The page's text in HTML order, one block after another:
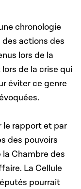
chronologie
des actions des
lors de la
de la crise qui
éviter ce genre
le rapport et par
des pouvoirs
la Chambre des
La Cellule
pourrait